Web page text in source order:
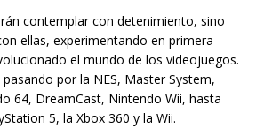
contemplar con detenimiento, sino
ellas, experimentando en primera
el mundo de los videojuegos.
por la NES, Master System,
64, DreamCast, Nintendo Wii, hasta
5, la Xbox 360 y la Wii.